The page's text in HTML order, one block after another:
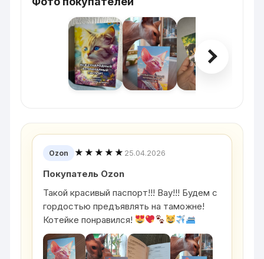
Ozon ★★★★★ 25.04.2026
Покупатель Ozon
Такой красивый паспорт!!! Вау!!! Будем с
гордостью предъявлять на таможне!
Котейке понравился!